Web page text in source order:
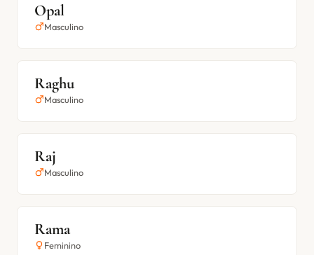
Opal
Masculino
Raghu
Masculino
Raj
Masculino
Rama
Feminino